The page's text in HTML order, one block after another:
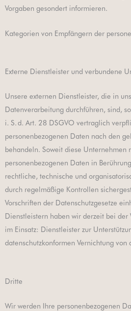
Vorgaben gesondert informieren.
Kategorien von Empfängern der
Externe Dienstleister und verbundene
Unsere externen Dienstleister, die in
Datenverarbeitung durchführen, sind,
i. S. d. Art. 28 DSGVO vertraglich
personenbezogenen Daten nach den
behandeln. Soweit diese Unternehmen
personenbezogenen Daten in
rechtliche, technische und
durch regelmäßige Kontrollen
Vorschriften der Datenschutzgesetze
Dienstleistern haben wir derzeit bei der
im Einsatz: Dienstleister zur
datenschutzkonformen Vernichtung von
Dritte
Wir werden Ihre personenbezogenen